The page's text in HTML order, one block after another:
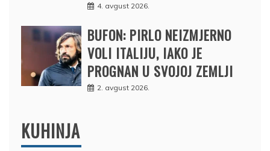
4. avgust 2026.
BUFON: PIRLO NEIZMJERNO
VOLI ITALIJU, IAKO JE
PROGNAN U SVOJOJ ZEMLJI
2. avgust 2026.
KUHINJA